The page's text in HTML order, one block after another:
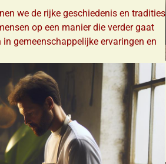
we de rijke geschiedenis en tradities
op een manier die verder gaat
gemeenschappelijke ervaringen en